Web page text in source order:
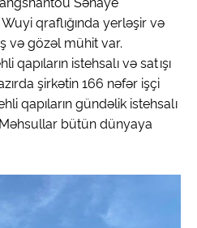
qraflığında yerləşir və
və gözəl mühit var.
qapıların istehsalı və satışı
şirkətin 166 nəfər işçi
qapıların gündəlik istehsalı
bütün dünyaya